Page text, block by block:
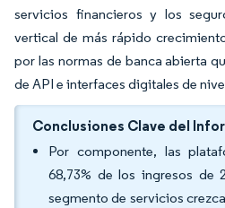
servicios financieros y los
vertical de más rápido
por las normas de banca abierta
de API e interfaces digitales de
Conclusiones Clave del
Por componente, las
68,73% de los ingresos de
segmento de servicios